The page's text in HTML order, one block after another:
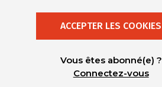
ACCEPTER LES COOKIES
Vous êtes abonné(e) ?
Connectez-vous